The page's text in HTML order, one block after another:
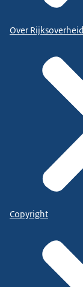
Over
Copyright